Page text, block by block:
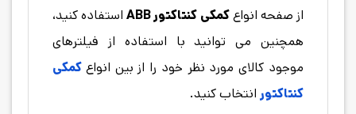
از صفحه انواعکمکی کنتاکتور ABB
استفاده کنید،
همچنین می توانید با استفاده از فیلترهای
موجود کالای مورد نظر خود را از بین انواع کمکی
کنتاکتور انتخاب کنید.